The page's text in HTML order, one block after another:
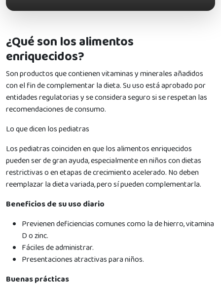
¿Qué son los alimentos
enriquecidos?
Son productos que contienen vitaminas y minerales añadidos
con el fin de complementar la dieta. Su uso está aprobado por
entidades regulatorias y se considera seguro si se respetan las
recomendaciones de consumo.
Lo que dicen los pediatras
Los pediatras coinciden en que los alimentos enriquecidos
pueden ser de gran ayuda, especialmente en niños con dietas
restrictivas o en etapas de crecimiento acelerado. No deben
reemplazar la dieta variada, pero sí pueden complementarla.
Beneficios de su uso diario
Previenen deficiencias comunes como la de hierro, vitamina
D o zinc.
Fáciles de administrar.
​Presentaciones atractivas para niños.
Buenas prácticas